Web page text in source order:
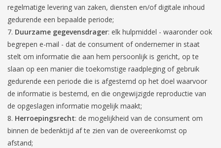
regelmatige levering van zaken, diensten en/of digitale inhoud
gedurende een bepaalde periode;
Duurzame gegevensdrager: elk hulpmiddel - waaronder ook
begrepen e-mail - dat de consument of ondernemer in staat
stelt om informatie die aan hem persoonlijk is gericht, op te
slaan op een manier die toekomstige raadpleging of gebruik
gedurende een periode die is afgestemd op het doel waarvoor
de informatie is bestemd, en die ongewijzigde reproductie van
de opgeslagen informatie mogelijk maakt;
Herroepingsrecht: de mogelijkheid van de consument om
binnen de bedenktijd af te zien van de overeenkomst op
afstand;